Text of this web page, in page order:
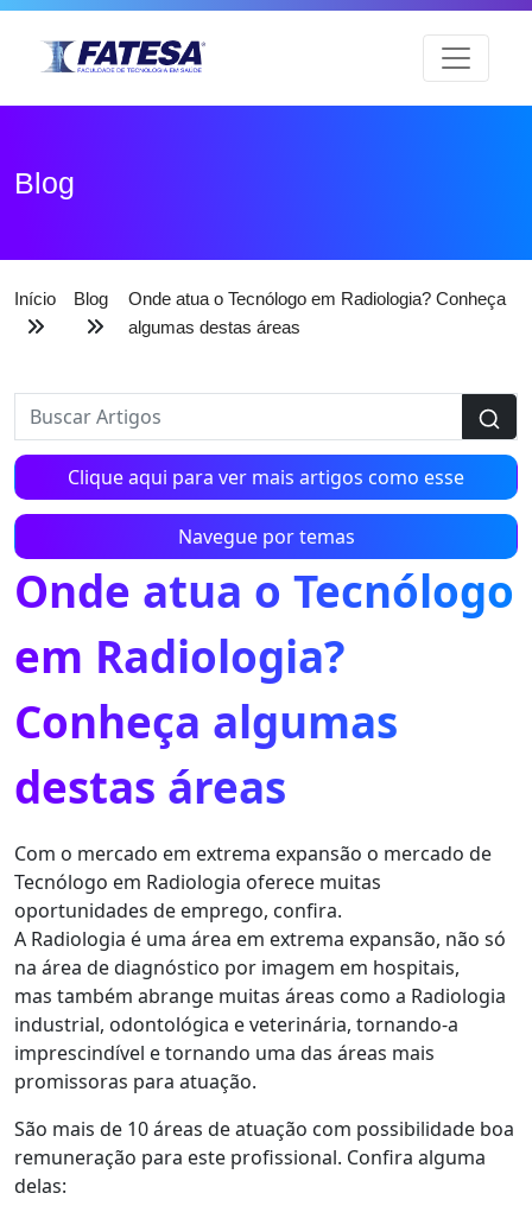
Blog
Início Blog
Onde atua o Tecnólogo em Radiologia? Conheça
algumas destas áreas
Clique aqui para ver mais artigos como esse
Navegue por temas
Onde atua o Tecnólogo
em Radiologia?
Conheça algumas
destas áreas
Com o mercado em extrema expansão o mercado de
Tecnólogo em Radiologia oferece muitas
oportunidades de emprego, confira.
A Radiologia é uma área em extrema expansão, não só
na área de diagnóstico por imagem em hospitais,
mas também abrange muitas áreas como a Radiologia
industrial, odontológica e veterinária, tornando-a
imprescindível e tornando uma das áreas mais
promissoras para atuação.
São mais de 10 áreas de atuação com possibilidade boa
remuneração para este profissional. Confira alguma
delas: